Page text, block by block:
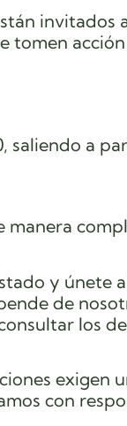
invitados
tomen
saliendo a
y únete
de
los
exigen
con